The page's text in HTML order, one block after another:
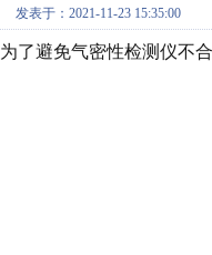
发表于：2021-11-23 15:35:00
为了避免气密性检测仪不